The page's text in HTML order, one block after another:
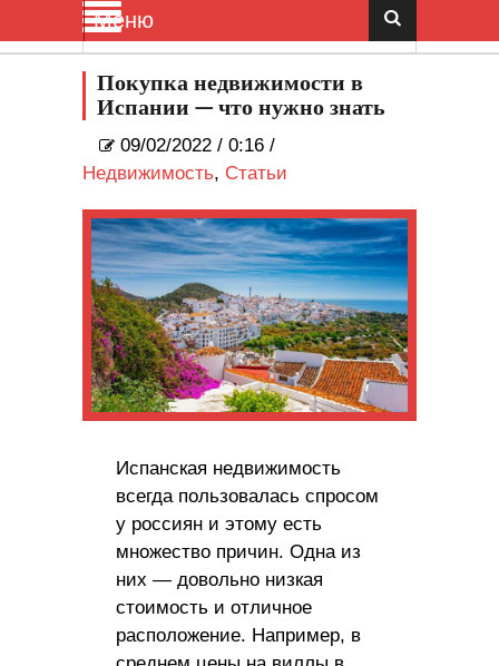
Меню
Покупка недвижимости в
Испании — что нужно знать
09/02/2022 / 0:16 /
Недвижимость, Статьи
Испанская недвижимость
всегда пользовалась спросом
у россиян и этому есть
множество причин. Одна из
них — довольно низкая
стоимость и отличное
расположение. Например, в